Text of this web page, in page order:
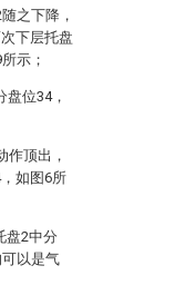
之下降，
下层托盘
示；
位34，
作顶出，
如图6所
盘2中分
以是气